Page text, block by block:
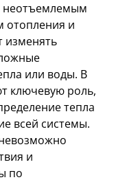
неотъемлемым
отопления и
изменять
или воды. В
ключевую роль,
тепла
всей системы.
и
по